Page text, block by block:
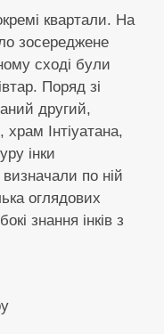
квартали. На
зосереджене
сході були
Поряд зі
другий,
Інтіуатана,
інки
по ній
оглядових
знання інків з